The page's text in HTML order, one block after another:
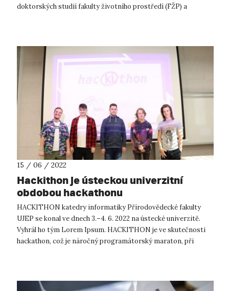
doktorských studií fakulty životního prostředí (FŽP) a
15 / 06 / 2022
Hackithon je ústeckou univerzitní
obdobou hackathonu
HACKITHON katedry informatiky Přírodovědecké fakulty
UJEP se konal ve dnech 3.–4. 6. 2022 na ústecké univerzitě.
Vyhrál ho tým Lorem Ipsum. HACKITHON je ve skutečnosti
hackathon, což je náročný programátorský maraton, při